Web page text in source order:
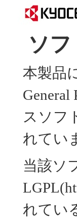
ソ
本製品
スソフ
れてい
当該ソ
れてい